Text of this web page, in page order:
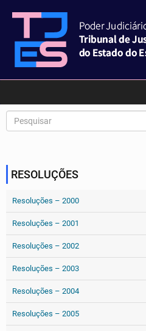
RESOLUÇÕES
Resoluções – 2000
Resoluções – 2001
Resoluções – 2002
Resoluções – 2003
Resoluções – 2004
Resoluções – 2005